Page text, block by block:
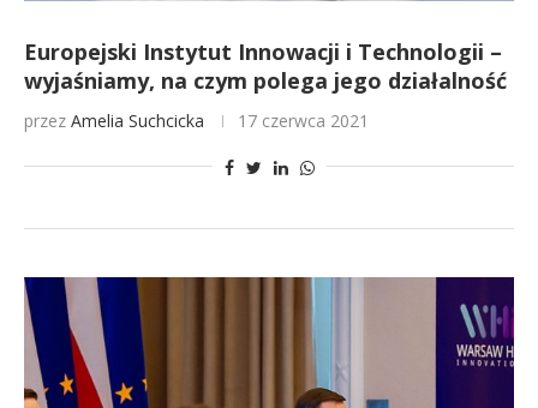
Europejski Instytut Innowacji i Technologii –
wyjaśniamy, na czym polega jego działalność
przez Amelia Suchcicka 17 czerwca 2021